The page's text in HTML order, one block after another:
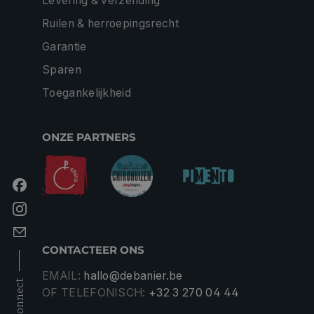
connect
Ruilen & herroepingsrecht
Garantie
Sparen
Toegankelijkheid
ONZE PARTNERS
CONTACTEER ONS
EMAIL: hallo@debanier.be
OF TELEFONISCH: +32 3 270 04 44